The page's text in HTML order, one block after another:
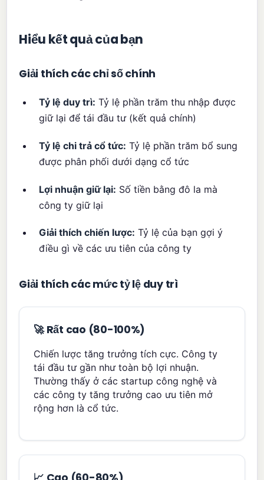
Hiểu kết quả của bạn
Giải thích các chỉ số chính
Tỷ lệ duy trì: Tỷ lệ phần trăm thu nhập được
giữ lại để tái đầu tư (kết quả chính)
Tỷ lệ chi trả cổ tức: Tỷ lệ phần trăm bổ sung
được phân phối dưới dạng cổ tức
Lợi nhuận giữ lại: Số tiền bằng đô la mà
công ty giữ lại
Giải thích chiến lược: Tỷ lệ của bạn gợi ý
điều gì về các ưu tiên của công ty
Giải thích các mức tỷ lệ duy trì
🚀 Rất cao (80-100%)
Chiến lược tăng trưởng tích cực. Công ty
tái đầu tư gần như toàn bộ lợi nhuận.
Thường thấy ở các startup công nghệ và
các công ty tăng trưởng cao ưu tiên mở
rộng hơn là cổ tức.